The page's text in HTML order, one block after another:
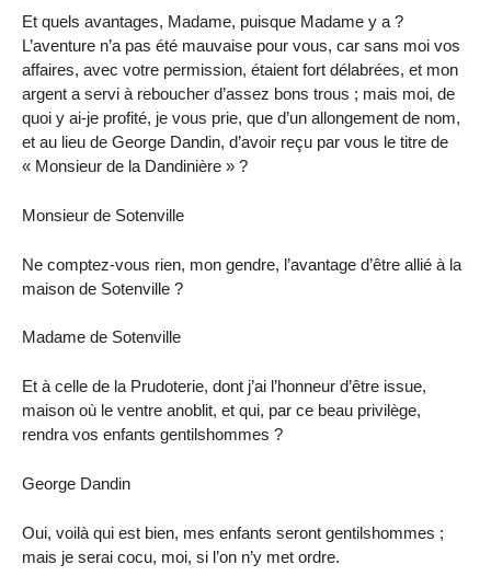
Et quels avantages, Madame, puisque Madame y a ?
L’aventure n’a pas été mauvaise pour vous, car sans moi vos
affaires, avec votre permission, étaient fort délabrées, et mon
argent a servi à reboucher d’assez bons trous ; mais moi, de
quoi y ai-je profité, je vous prie, que d’un allongement de nom,
et au lieu de George Dandin, d’avoir reçu par vous le titre de
« Monsieur de la Dandinière » ?
Monsieur de Sotenville
Ne comptez-vous rien, mon gendre, l’avantage d’être allié à la
maison de Sotenville ?
Madame de Sotenville
Et à celle de la Prudoterie, dont j’ai l’honneur d’être issue,
maison où le ventre anoblit, et qui, par ce beau privilège,
rendra vos enfants gentilshommes ?
George Dandin
Oui, voilà qui est bien, mes enfants seront gentilshommes ;
mais je serai cocu, moi, si l’on n’y met ordre.